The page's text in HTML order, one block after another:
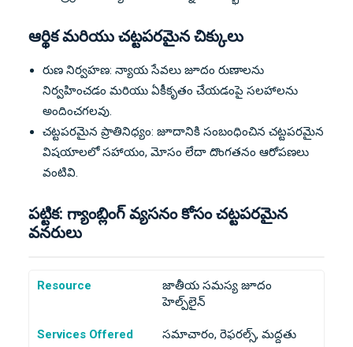
ఆర్థిక మరియు చట్టపరమైన చిక్కులు
రుణ నిర్వహణ: న్యాయ సేవలు జూదం రుణాలను
నిర్వహించడం మరియు ఏకీకృతం చేయడంపై సలహాలను
అందించగలవు.
చట్టపరమైన ప్రాతినిధ్యం: జూదానికి సంబంధించిన చట్టపరమైన
విషయాలలో సహాయం, మోసం లేదా దొంగతనం ఆరోపణలు
వంటివి.
పట్టిక: గ్యాంబ్లింగ్ వ్యసనం కోసం చట్టపరమైన
వనరులు
Resource
జాతీయ సమస్య జూదం
హెల్ప్‌లైన్
Services Offered సమాచారం, రెఫరల్స్, మద్దతు